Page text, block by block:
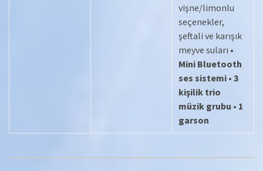
vişne/limonlu
seçenekler,
şeftali ve karışık
meyve suları •
Mini Bluetooth
ses sistemi • 3
kişilik trio
müzik grubu • 1
garson